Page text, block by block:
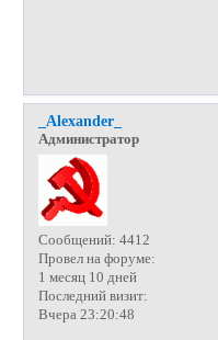
_Alexander_
Администратор
Сообщений: 4412
Провел на форуме:
1 месяц 10 дней
Последний визит:
Вчера 23:20:48